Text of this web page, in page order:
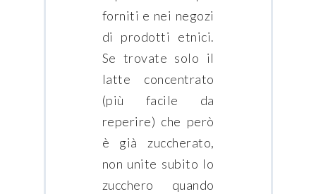
forniti e nei negozi
di prodotti etnici.
Se trovate solo il
latte concentrato
(più facile da
reperire) che però
è già zuccherato,
non unite subito lo
zucchero quando